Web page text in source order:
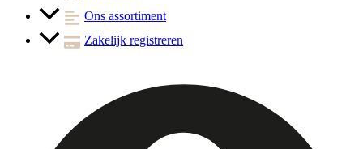
Ons assortiment
Zakelijk registreren